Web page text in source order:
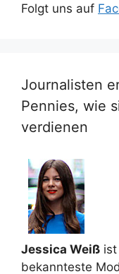
Folgt uns auf
Journalisten
Pennies, wie
verdienen
Jessica Weiß
bekannteste